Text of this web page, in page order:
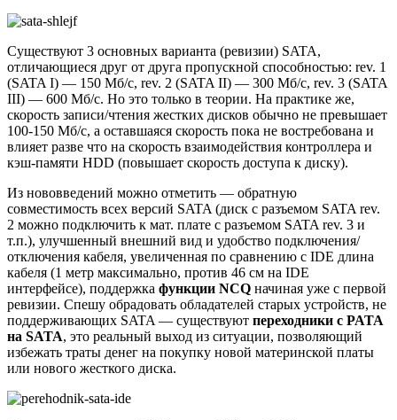
Существуют 3 основных варианта (ревизии) SATA,
отличающиеся друг от друга пропускной способностью: rev. 1
(SATA I) — 150 Мб/с, rev. 2 (SATA II) — 300 Мб/с, rev. 3 (SATA
III) — 600 Мб/с. Но это только в теории. На практике же,
скорость записи/чтения жестких дисков обычно не превышает
100-150 Мб/с, а оставшаяся скорость пока не востребована и
влияет разве что на скорость взаимодействия контроллера и
кэш-памяти HDD (повышает скорость доступа к диску).
Из нововведений можно отметить — обратную
совместимость всех версий SATA (диск с разъемом SATA rev.
2 можно подключить к мат. плате с разъемом SATA rev. 3 и
т.п.), улучшенный внешний вид и удобство подключения/
отключения кабеля, увеличенная по сравнению с IDE длина
кабеля (1 метр максимально, против 46 см на IDE
интерфейсе), поддержка функции NCQ начиная уже с первой
ревизии. Спешу обрадовать обладателей старых устройств, не
поддерживающих SATA — существуют переходники с PATA
на SATA, это реальный выход из ситуации, позволяющий
избежать траты денег на покупку новой материнской платы
или нового жесткого диска.